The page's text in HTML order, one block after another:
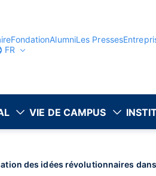
FondationAlumniLes Presses
FR
VIE DE CAMPUS
des idées révolutionnaires